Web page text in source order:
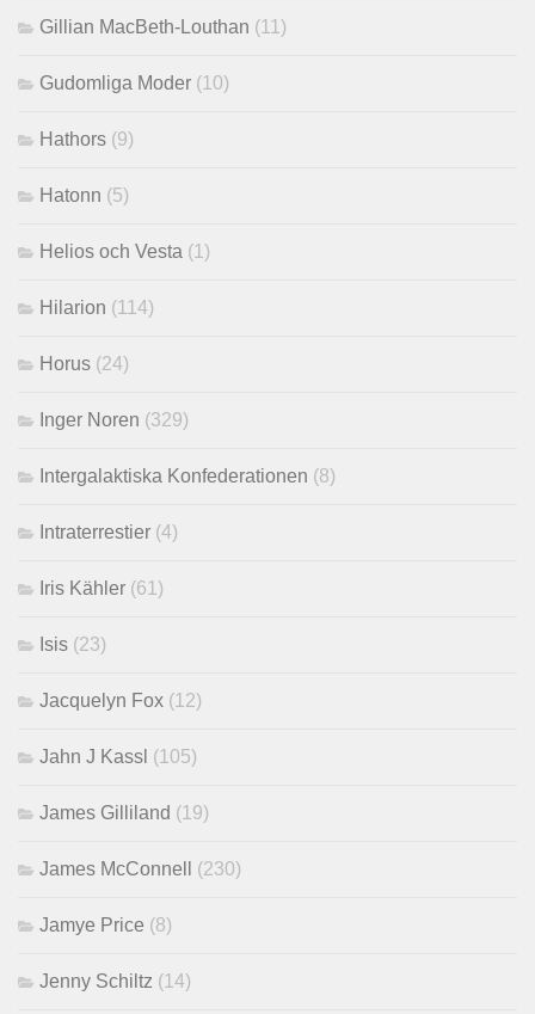
Gillian MacBeth-Louthan (11)
Gudomliga Moder (10)
Hathors (9)
Hatonn (5)
Helios och Vesta (1)
Hilarion (114)
Horus (24)
Inger Noren (329)
Intergalaktiska Konfederationen (8)
Intraterrestier (4)
Iris Kähler (61)
Isis (23)
Jacquelyn Fox (12)
Jahn J Kassl (105)
James Gilliland (19)
James McConnell (230)
Jamye Price (8)
Jenny Schiltz (14)